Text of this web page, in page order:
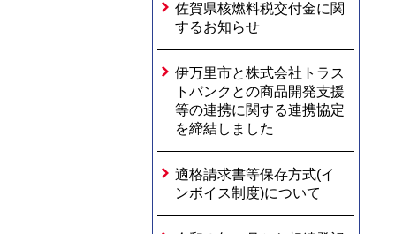
佐賀県核燃料税交付金に関
するお知らせ
伊万里市と株式会社トラス
トバンクとの商品開発支援
等の連携に関する連携協定
を締結しました
適格請求書等保存方式(イ
ンボイス制度)について